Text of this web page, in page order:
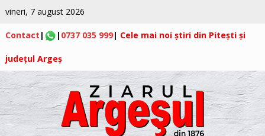
vineri, 7 august 2026
Contact | | 0737 035 999| Cele mai noi știri din Pitești și
județul Argeș